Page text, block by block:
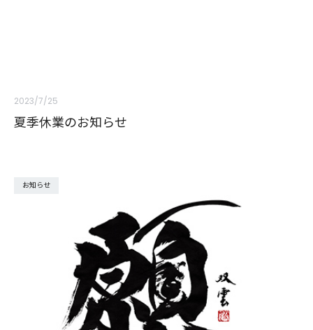
2023/7/25
夏季休業のお知らせ
お知らせ